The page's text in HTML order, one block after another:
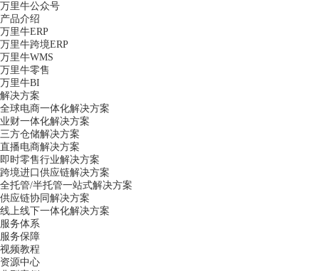
万里牛公众号
产品介绍
万里牛ERP
万里牛跨境ERP
万里牛WMS
万里牛零售
万里牛BI
解决方案
全球电商一体化解决方案
业财一体化解决方案
三方仓储解决方案
直播电商解决方案
即时零售行业解决方案
跨境进口供应链解决方案
全托管/半托管一站式解决方案
供应链协同解决方案
线上线下一体化解决方案
服务体系
服务保障
视频教程
资源中心